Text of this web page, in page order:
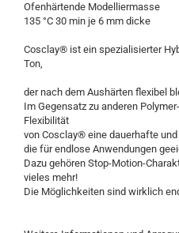
Ofenhärtende Modelliermasse
135 °C 30 min je 6 mm dicke
Cosclay® ist ein spezialisierter
Ton,
der nach dem Aushärten flexibel
Im Gegensatz zu anderen
Flexibilität
von Cosclay® eine dauerhafte
die für endlose Anwendungen
Dazu gehören Stop-Motion-
vieles mehr!
Die Möglichkeiten sind wirklich